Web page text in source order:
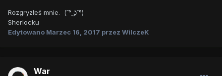
Rozgryzłeś mnie. ( ͡° ͜ʖ ͡°)
Sherlocku
Edytowano Marzec 16, 2017 przez WilczeK
War